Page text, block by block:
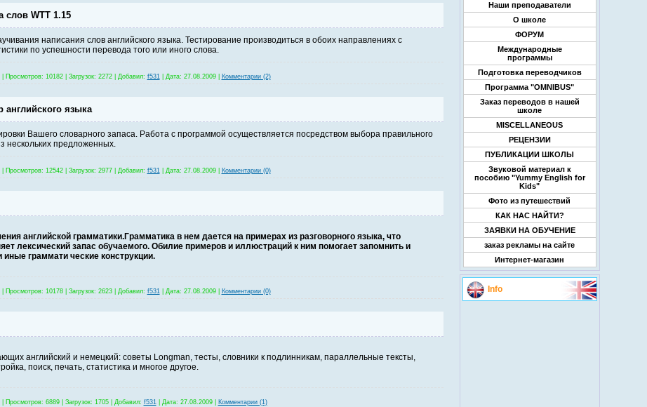
слов WTT 1.15
написания слов английского языка. Тестирование производиться в обоих направлениях с
по успешности перевода того или иного слова.
| Просмотров: 10182| Загрузок: 2272| Добавил: f531| Дата: 27.08.2009 Комментарии (2)
английского языка
Вашего словарного запаса. Работа с программой осуществляется посредством выбора правильного
нескольких предложенных.
| Просмотров: 12542| Загрузок: 2977| Добавил: f531| Дата: 27.08.2009 Комментарии (0)
английской грамматики.Грамматика в нем дается на примерах из разговорного языка, что
лексический запас обучаемого. Обилие примеров и иллюстраций к ним помогает запомнить и
граммати ческие конструкции.
| Просмотров: 10178| Загрузок: 2623| Добавил: f531| Дата: 27.08.2009 Комментарии (0)
английский и немецкий: советы Longman, тесты, словники к подлинникам, параллельные тексты,
поиск, печать, статистика и многое другое.
| Просмотров: 6889| Загрузок: 1705| Добавил: f531| Дата: 27.08.2009 Комментарии (1)
Наши преподаватели
О школе
ФОРУМ
Международные
программы
Подготовка переводчиков
Программа "OMNIBUS"
Заказ переводов в нашей
школе
MISCELLANEOUS
РЕЦЕНЗИИ
ПУБЛИКАЦИИ ШКОЛЫ
Звуковой материал к
пособию "Yummy English for
Kids"
Фото из путешествий
КАК НАС НАЙТИ?
ЗАЯВКИ НА ОБУЧЕНИЕ
заказ рекламы на сайте
Интернет-магазин
Info